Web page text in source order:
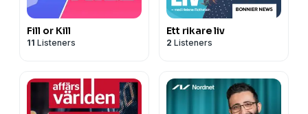
Fill or Kill
11 Listeners
Ett rikare liv
2 Listeners